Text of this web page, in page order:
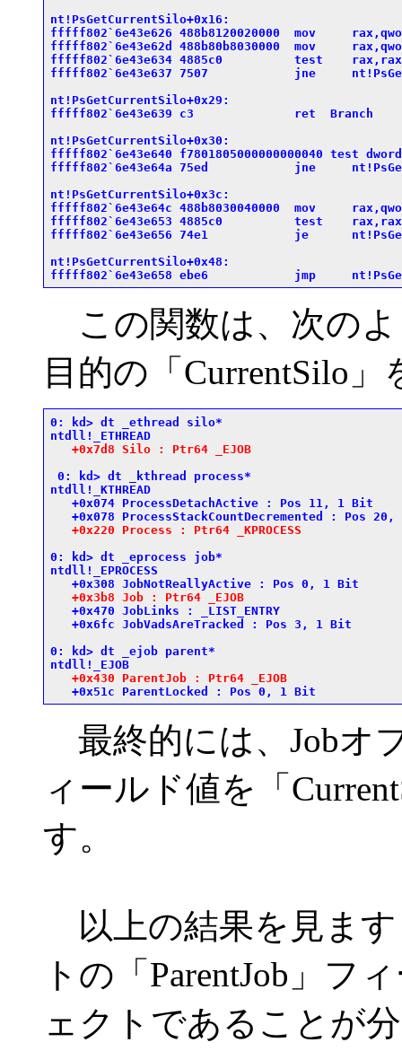
nt!PsGetCurrentSilo+0x16:
fffff802`6e43e626 488b8120020000  mov
fffff802`6e43e62d 488b80b8030000  mov
fffff802`6e43e634 4885c0          test    rax,rax
fffff802`6e43e637 7507            jne
nt!PsGetCurrentSilo+0x29:
fffff802`6e43e639 c3              ret  Branch
nt!PsGetCurrentSilo+0x30:
fffff802`6e43e640 f7801805000000000040 test
fffff802`6e43e64a 75ed            jne
nt!PsGetCurrentSilo+0x3c:
fffff802`6e43e64c 488b8030040000  mov
fffff802`6e43e653 4885c0          test    rax,rax
fffff802`6e43e656 74e1            je
nt!PsGetCurrentSilo+0x48:
この関数は、次の
目的の「CurrentSilo
0: kd> dt _ethread silo*
ntdll!_ETHREAD
+0x7d8 Silo : Ptr64 _EJOB
0: kd> dt _kthread process*
ntdll!_KTHREAD
   +0x074 ProcessDetachActive : Pos 11, 1 Bit
+0x078 ProcessStackCountDecremented : Pos 20,
+0x220 Process : Ptr64 _KPROCESS
0: kd> dt _eprocess job*
ntdll!_EPROCESS
   +0x308 JobNotReallyActive : Pos 0, 1 Bit
+0x3b8 Job : Ptr64 _EJOB
   +0x470 JobLinks : _LIST_ENTRY
   +0x6fc JobVadsAreTracked : Pos 3, 1 Bit
0: kd> dt _ejob parent*
ntdll!_EJOB
+0x430 ParentJob : Ptr64 _EJOB
最終的には、Jobオ
ィールド値を「
す。
以上の結果を見ます
トの「ParentJob」フ
ェクトであることが